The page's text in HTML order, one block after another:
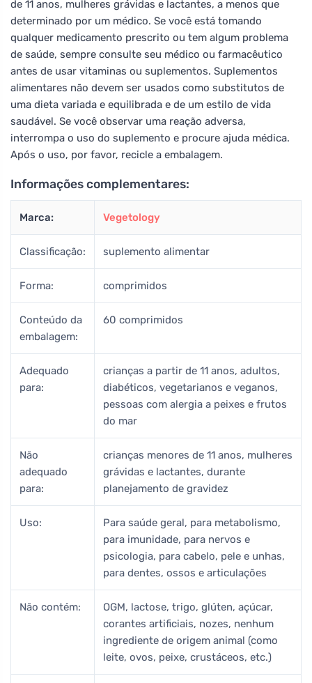
de 11 anos, mulheres grávidas e lactantes, a menos que
determinado por um médico. Se você está tomando
qualquer medicamento prescrito ou tem algum problema
de saúde, sempre consulte seu médico ou farmacêutico
antes de usar vitaminas ou suplementos. Suplementos
alimentares não devem ser usados como substitutos de
uma dieta variada e equilibrada e de um estilo de vida
saudável. Se você observar uma reação adversa,
interrompa o uso do suplemento e procure ajuda médica.
Após o uso, por favor, recicle a embalagem.
Informações complementares:
Marca: Vegetology
Classificação: suplemento alimentar
Forma: comprimidos
Conteúdo da
embalagem:
60 comprimidos
Adequado
para:
crianças a partir de 11 anos, adultos,
diabéticos, vegetarianos e veganos,
pessoas com alergia a peixes e frutos
do mar
Não
adequado
para:
crianças menores de 11 anos, mulheres
grávidas e lactantes, durante
planejamento de gravidez
Uso:
Para saúde geral, para metabolismo,
para imunidade, para nervos e
psicologia, para cabelo, pele e unhas,
para dentes, ossos e articulações
Não contém:
OGM, lactose, trigo, glúten, açúcar,
corantes artificiais, nozes, nenhum
ingrediente de origem animal (como
leite, ovos, peixe, crustáceos, etc.)